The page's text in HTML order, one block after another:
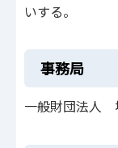
いする。
事務局
一般財団法人